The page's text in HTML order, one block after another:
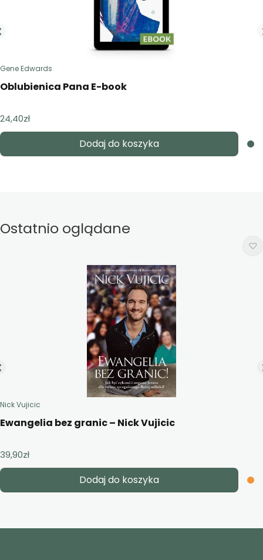
Gene Edwards
Oblubienica Pana E-book
24,40zł
Dodaj do koszyka
Ostatnio oglądane
Nick Vujicic
Ewangelia bez granic – Nick Vujicic
39,90zł
Dodaj do koszyka